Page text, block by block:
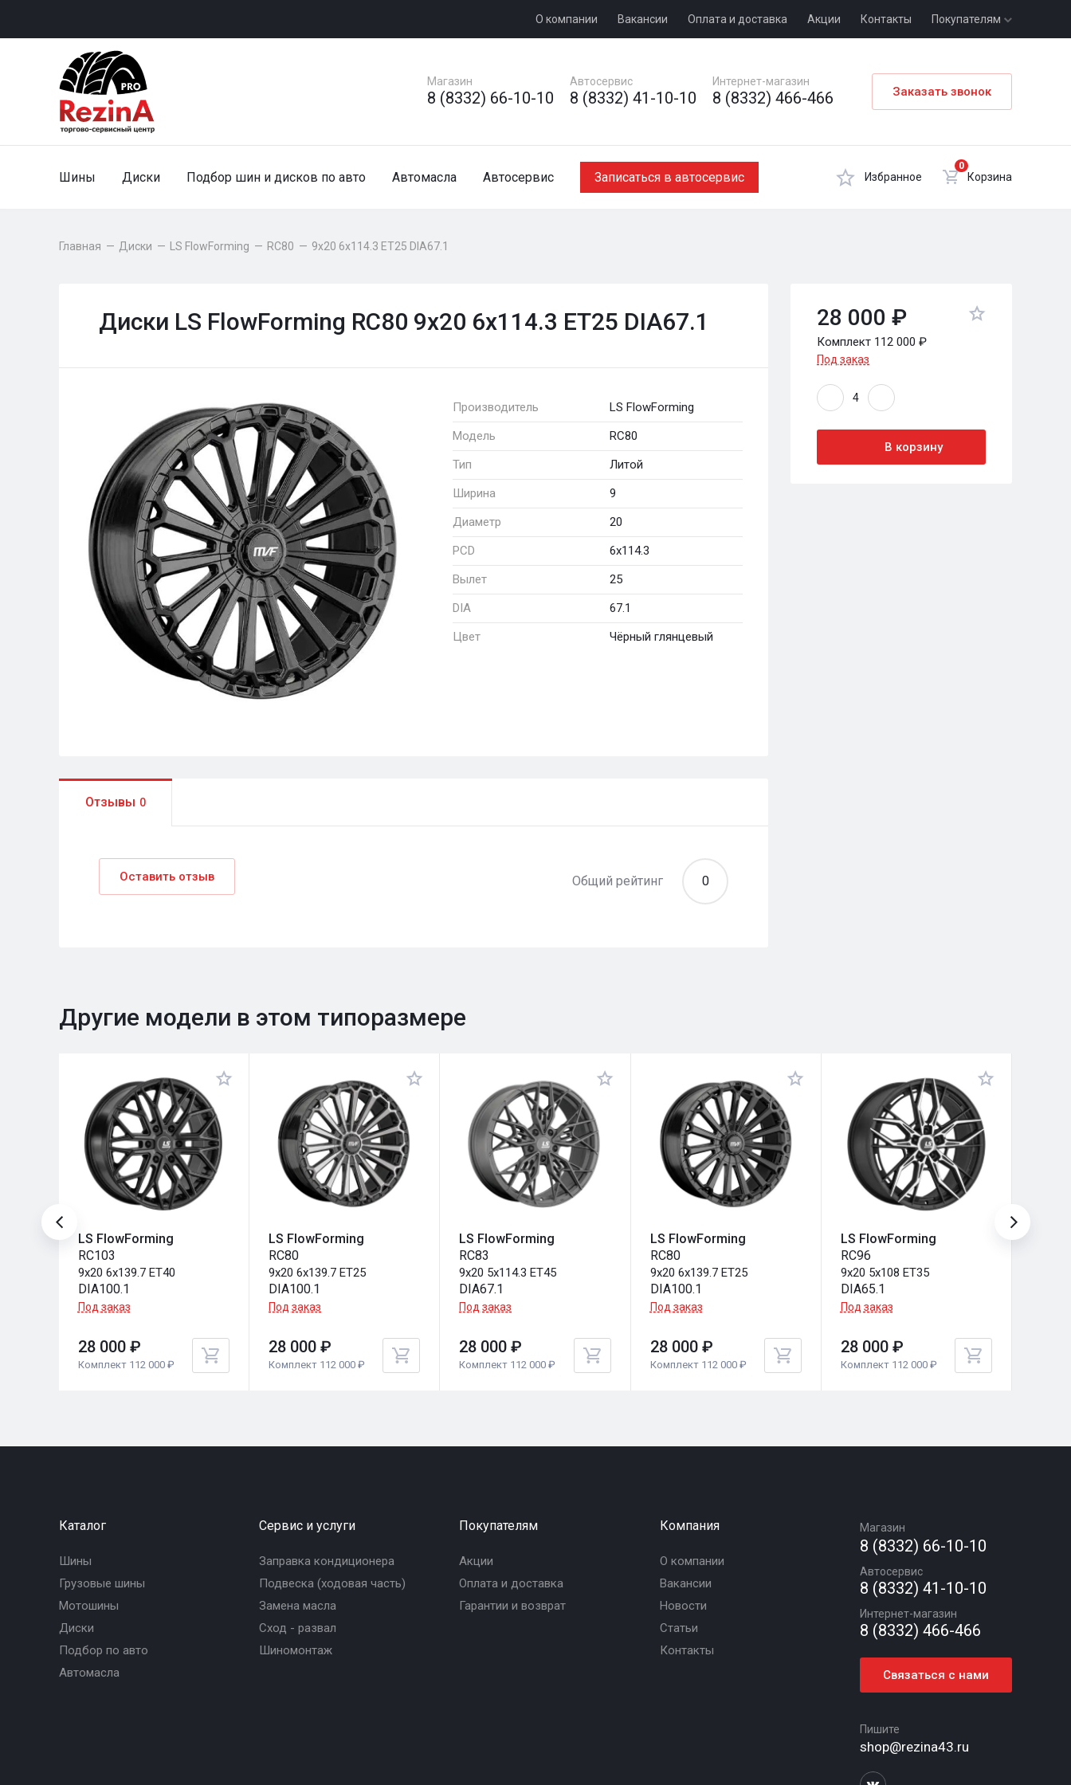
О компании Вакансии Оплата и доставка Акции Контакты Покупателям
Магазин
8 (8332) 66-10-10
Автосервис
8 (8332) 41-10-10
Интернет-магазин
8 (8332) 466-466 Заказать звонок
Шины Диски Подбор шин и дисков по авто Автомасла Автосервис Записаться в автосервис Избранное
0
Корзина
Главная — Диски — LS FlowForming — RC80 — 9x20 6x114.3 ET25 DIA67.1
Диски LS FlowForming RC80 9x20 6x114.3 ET25 DIA67.1
Производитель
LS FlowForming
Модель
RC80
Тип
Литой
Ширина
9
Диаметр
20
PCD
6x114.3
Вылет
25
DIA
67.1
Цвет
Чёрный глянцевый
Отзывы 0
Оставить отзыв Общий рейтинг 0
28 000 ₽
Комплект 112 000 ₽
Под заказ
В корзину
Другие модели в этом типоразмере
LS FlowForming
RC103
9x20 6x139.7 ET40
DIA100.1
Под заказ
28 000 ₽
Комплект 112 000 ₽
LS FlowForming
RC80
9x20 6x139.7 ET25
DIA100.1
Под заказ
28 000 ₽
Комплект 112 000 ₽
LS FlowForming
RC83
9x20 5x114.3 ET45
DIA67.1
Под заказ
28 000 ₽
Комплект 112 000 ₽
LS FlowForming
RC80
9x20 6x139.7 ET25
DIA100.1
Под заказ
28 000 ₽
Комплект 112 000 ₽
LS FlowForming
RC96
9x20 5x108 ET35
DIA65.1
Под заказ
28 000 ₽
Комплект 112 000 ₽
Каталог
Шины
Грузовые шины
Мотошины
Диски
Подбор по авто
Автомасла
Сервис и услуги
Заправка кондиционера
Подвеска (ходовая часть)
Замена масла
Сход - развал
Шиномонтаж
Покупателям
Акции
Оплата и доставка
Гарантии и возврат
Компания
О компании
Вакансии
Новости
Статьи
Контакты
Магазин
8 (8332) 66-10-10
Автосервис
8 (8332) 41-10-10
Интернет-магазин
8 (8332) 466-466
Связаться с нами
Пишите
shop@rezina43.ru